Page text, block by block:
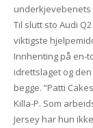
underkjevebenets
Til slutt sto Audi
viktigste
Innhenting på en-
idrettslaget og
begge. ”Patti
Killa-P. Som
Jersey har hun